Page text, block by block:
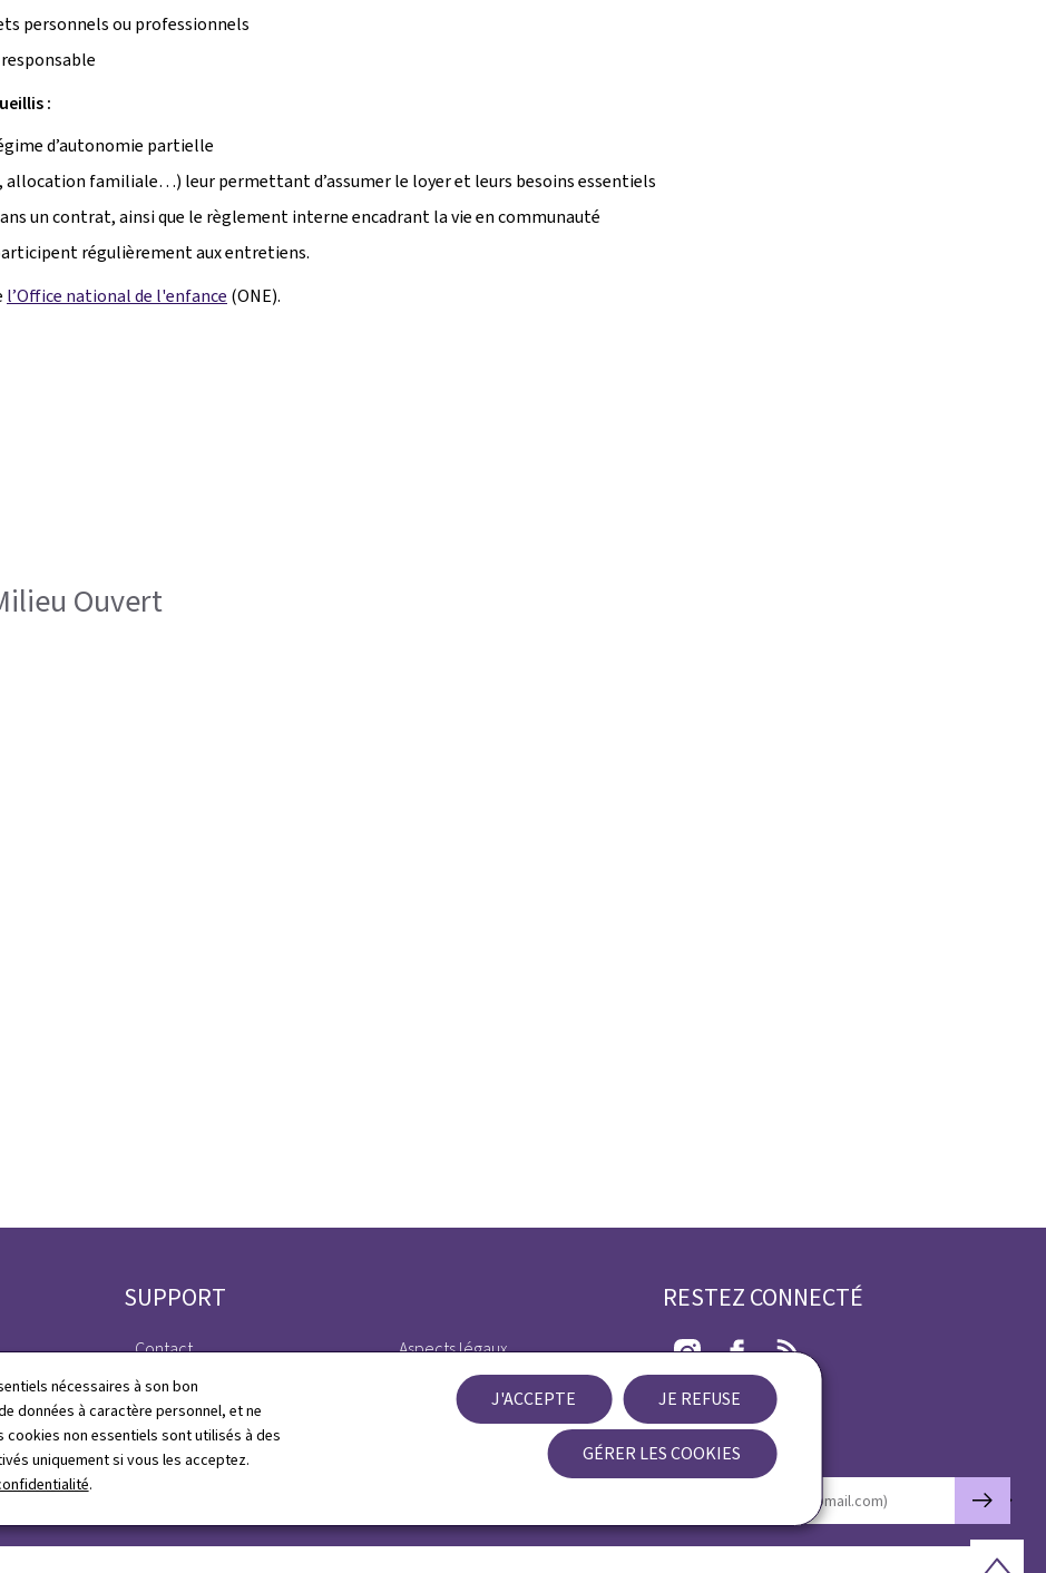
nécessaires à son bon
données à caractère personnel, et ne
cookies non essentiels sont utilisés à des
uniquement si vous les acceptez.
.
J'ACCEPTE JE REFUSE
GÉRER LES COOKIES
personnels ou professionnels
:
d’autonomie partielle
allocation familiale…) leur permettant d’assumer le loyer et leurs besoins essentiels
un contrat, ainsi que le règlement interne encadrant la vie en communauté
régulièrement aux entretiens.
l’Office national de l'enfance (ONE).
Ouvert
SUPPORT
Contact
Plan du site
À propos du site
Aspects légaux
Déclaration d'accessibilité
RESTEZ CONNECTÉ
InstagramFacebook
RSS
Newsletter
🡒
Haut